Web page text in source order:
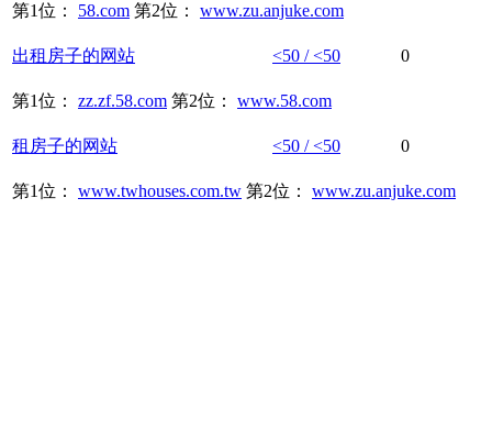
第1位： 58.com 第2位： www.zu.anjuke.com
出租房子的网站 <50 / <50 0
第1位： zz.zf.58.com 第2位： www.58.com
租房子的网站 <50 / <50 0
第1位： www.twhouses.com.tw 第2位： www.zu.anjuke.com